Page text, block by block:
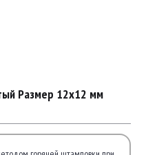
Размер 12х12 мм